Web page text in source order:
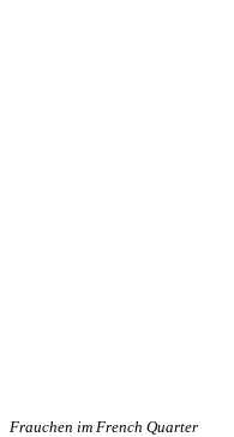
Frauchen im French Quarter